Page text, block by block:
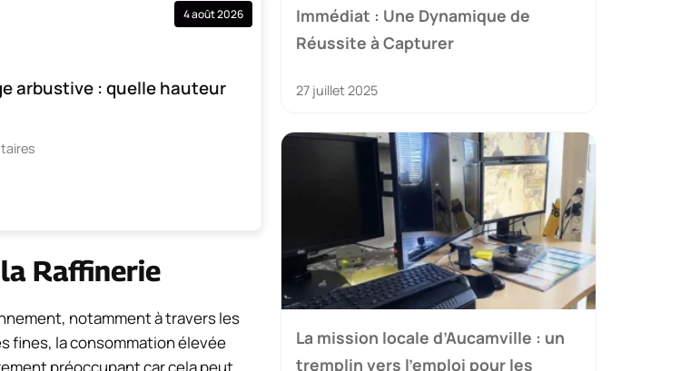
4 août 2026
arbustive : quelle hauteur
Raffinerie
notamment à travers les
fines, la consommation élevée
préoccupant car cela peut
Immédiat : Une Dynamique de
Réussite à Capturer
27 juillet 2025
La mission locale d’Aucamville : un
tremplin vers l’emploi pour les